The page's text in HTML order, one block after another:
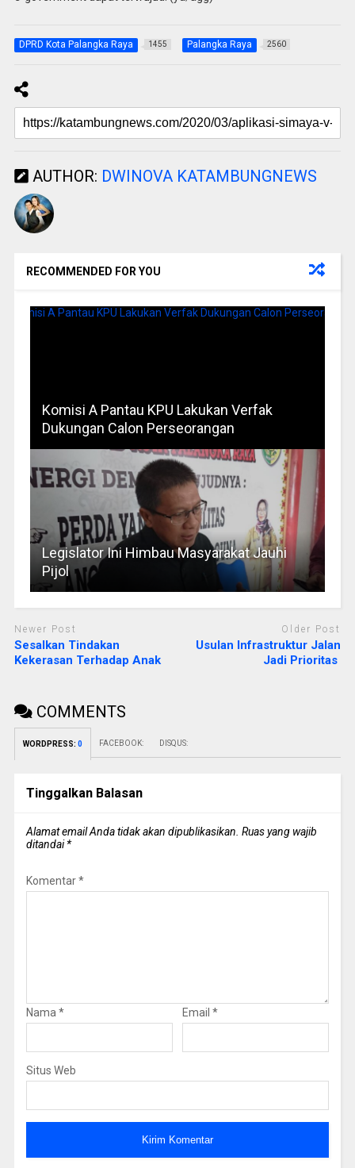
DPRD Kota Palangka Raya 1455 Palangka Raya 2560
AUTHOR: DWINOVA KATAMBUNGNEWS
RECOMMENDED FOR YOU
Komisi A Pantau KPU Lakukan Verfak
Dukungan Calon Perseorangan
Legislator Ini Himbau Masyarakat Jauhi
Pijol
Newer Post
Sesalkan Tindakan
Kekerasan Terhadap Anak
Older Post
Usulan Infrastruktur Jalan
Jadi Prioritas
COMMENTS
WORDPRESS: 0 FACEBOOK: DISQUS:
Tinggalkan Balasan
Alamat email Anda tidak akan dipublikasikan. Ruas yang wajib
ditandai*
Komentar*
Nama * Email *
Situs Web